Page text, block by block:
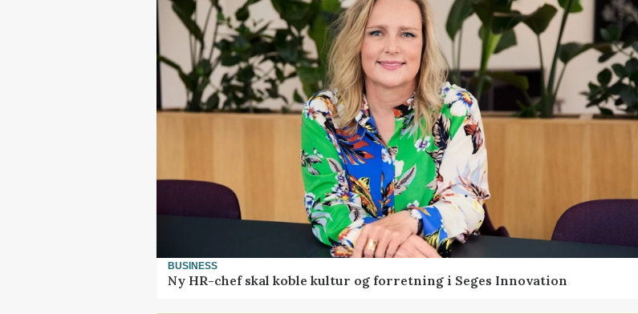
BUSINESS
Ny HR-chef skal koble kultur og forretning i Seges Innovation